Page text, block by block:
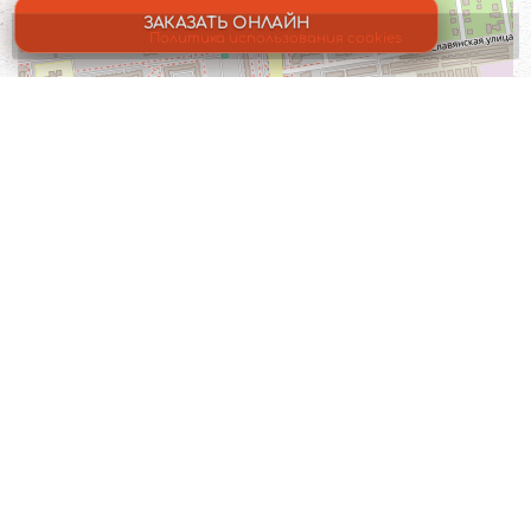
Политика использования cookies
ЗАКАЗАТЬ ОНЛАЙН